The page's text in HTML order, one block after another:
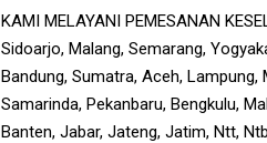
KAMI MELAYANI PEMESANAN
Sidoarjo, Malang, Semarang,
Bandung, Sumatra, Aceh, Lampung,
Samarinda, Pekanbaru, Bengkulu,
Banten, Jabar, Jateng, Jatim, Ntt,